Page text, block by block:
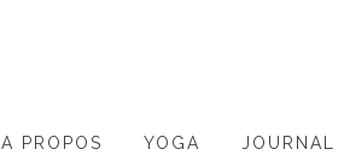
A PROPOS YOGA JOURNAL